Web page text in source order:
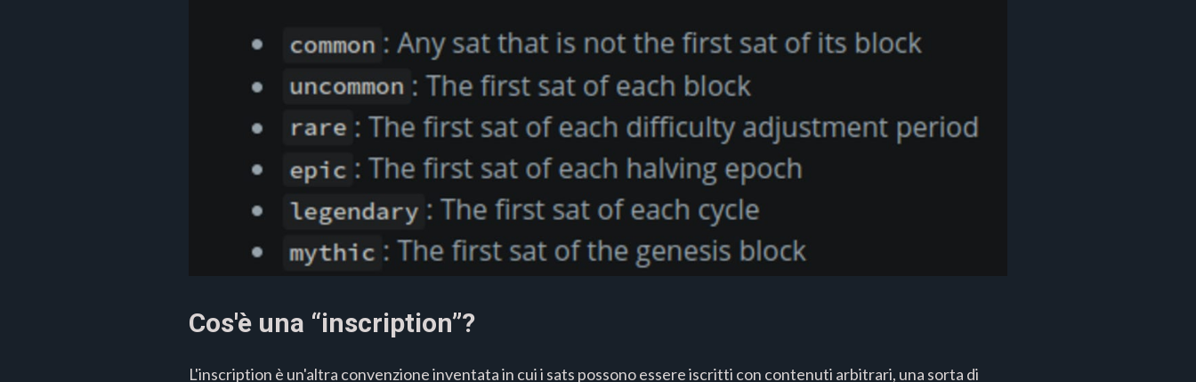
Cos'è una “inscription”?
L'inscription è un'altra convenzione inventata in cui i sats possono essere iscritti con contenuti arbitrari, una sorta di